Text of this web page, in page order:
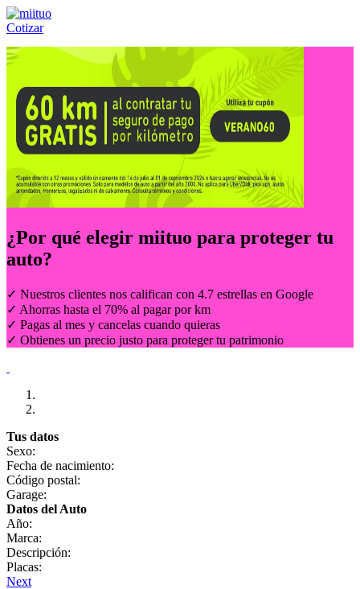
Cotizar
Llámanos al:(55) 84-21-05-00 ó
¿Por qué elegir miituo para proteger tu
auto?
✓ Nuestros clientes nos califican con 4.7 estrellas en Google
✓ Ahorras hasta el 70% al pagar por km
✓ Pagas al mes y cancelas cuando quieras
✓ Obtienes un precio justo para proteger tu patrimonio
Tus datos
Sexo:
Fecha de nacimiento:
Código postal:
Garage:
Datos del Auto
Año:
Marca:
Descripción:
Placas:
Next